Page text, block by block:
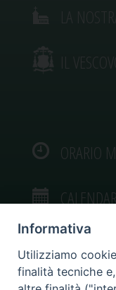
IL VESCOVO
ORARIO
Informativa
Utilizziamo
finalità tecniche